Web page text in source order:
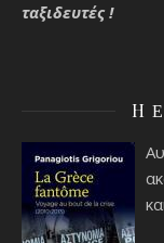
ταξιδευτές !
H